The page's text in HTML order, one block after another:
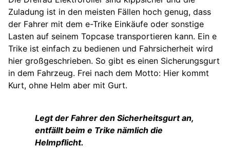
Zuladung ist in den meisten Fällen hoch genug, dass
der Fahrer mit dem e-Trike Einkäufe oder sonstige
Lasten auf seinem Topcase transportieren kann. Ein e
Trike ist einfach zu bedienen und Fahrsicherheit wird
hier großgeschrieben. So gibt es einen Sicherungsgurt
in dem Fahrzeug. Frei nach dem Motto: Hier kommt
Kurt, ohne Helm aber mit Gurt.
Legt der Fahrer den Sicherheitsgurt an,
entfällt beim e Trike nämlich die
Helmpflicht.